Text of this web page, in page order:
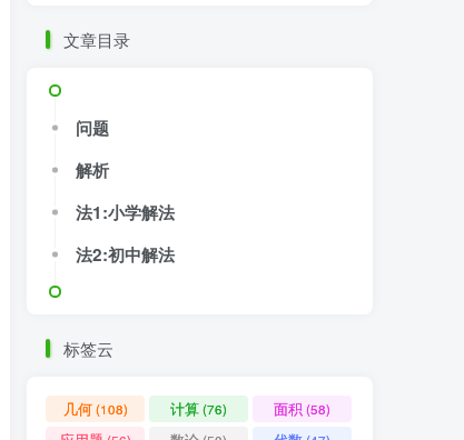
文章目录
问题
解析
法1:小学解法
法2:初中解法
标签云
几何(108) 计算(76) 面积 (58)